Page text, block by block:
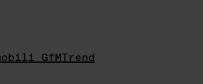
GfMTrend